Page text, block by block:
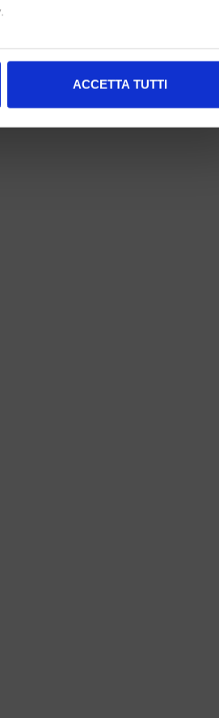
specifiche (impronte
dei social media e per analizzare il
con i nostri partner che si occupano
informazioni che ha fornito loro o
ACCETTA TUTTI